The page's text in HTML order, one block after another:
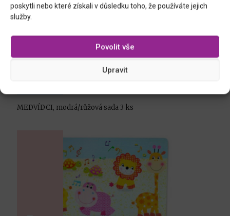
poskytli nebo které získali v důsledku toho, že používáte jejich
služby.
Povolit vše
Upravit
MEDVÍDCI, modrá/růžová sada 3 ks